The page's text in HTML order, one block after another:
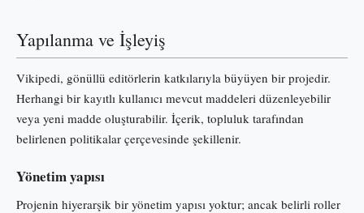
Yapılanma ve İşleyiş
Vikipedi, gönüllü editörlerin katkılarıyla büyüyen bir projedir.
Herhangi bir kayıtlı kullanıcı mevcut maddeleri düzenleyebilir
veya yeni madde oluşturabilir. İçerik, topluluk tarafından
belirlenen politikalar çerçevesinde şekillenir.
Yönetim yapısı
Projenin hiyerarşik bir yönetim yapısı yoktur; ancak belirli roller